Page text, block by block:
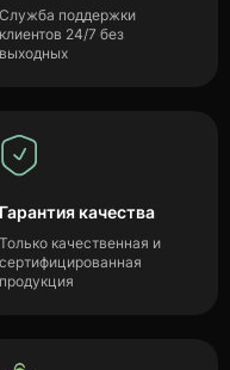
Служба поддержки
клиентов 24/7 без
выходных
Гарантия качества
Только качественная и
сертифицированная
продукция